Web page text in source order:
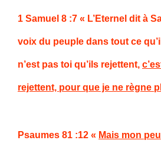
1 Samuel 8 :7 « L’Eternel dit à
voix du peuple dans tout ce
n’est pas toi qu’ils rejettent,
rejettent, pour que je ne règne
Psaumes 81 :12 « Mais mon